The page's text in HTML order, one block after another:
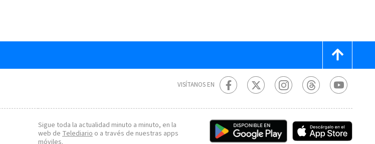
VISÍTANOS EN
Sigue toda la actualidad minuto a minuto, en la
web de Telediario o a través de nuestras apps